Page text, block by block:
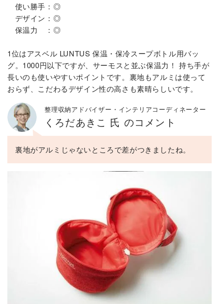
使い勝手：◎
デザイン：◎
保温力 ：◎
1位はアスベル LUNTUS 保温・保冷スープボトル用バッ
グ。1000円以下ですが、サーモスと並ぶ保温力！ 持ち手が
長いのも使いやすいポイントです。裏地もアルミは使って
おらず、こだわるデザイン性の高さも素晴らしいです。
整理収納アドバイザー・インテリアコーディネーター
くろだあきこ 氏 のコメント
裏地がアルミじゃないところで差がつきましたね。